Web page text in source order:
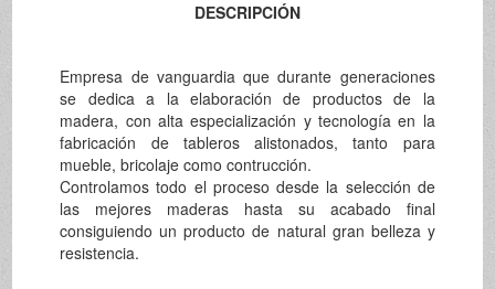
DESCRIPCIÓN
Empresa de vanguardia que durante generaciones
se dedica a la elaboración de productos de la
madera, con alta especialización y tecnología en la
fabricación de tableros alistonados, tanto para
mueble, bricolaje como contrucción.
Controlamos todo el proceso desde la selección de
las mejores maderas hasta su acabado final
consiguiendo un producto de natural gran belleza y
resistencia.